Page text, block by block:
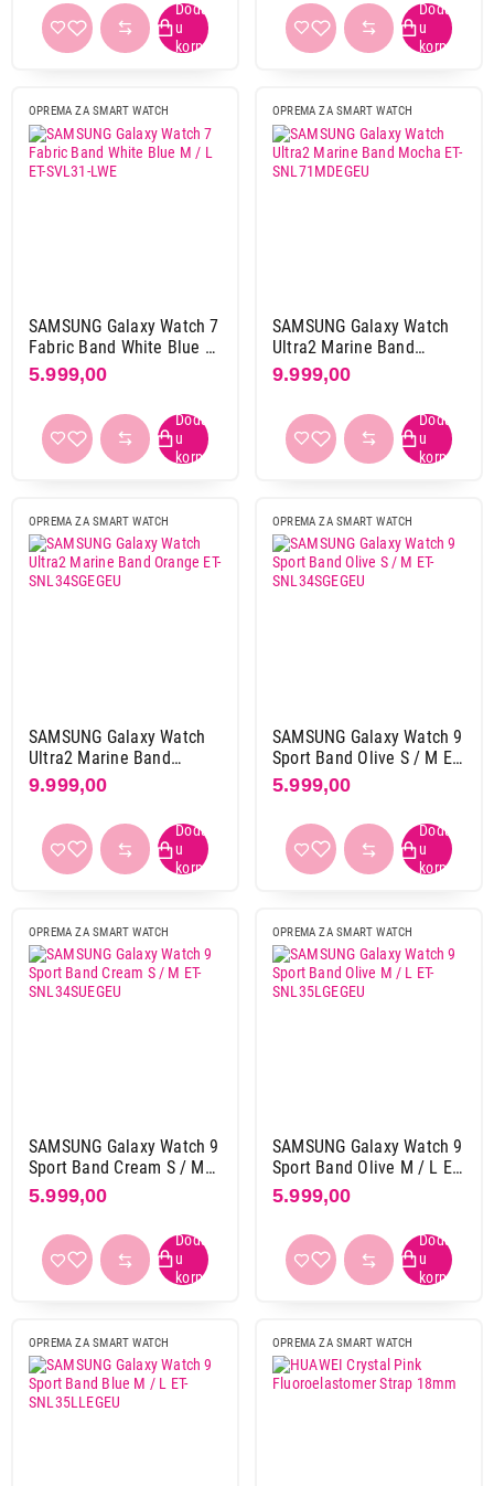
OPREMA ZA SMART WATCH
SAMSUNG Galaxy Watch 7
Fabric Band White Blue M
/ L ET-SVL31-LWE
5.999,00
OPREMA ZA SMART WATCH
SAMSUNG Galaxy Watch
Ultra2 Marine Band
Mocha ET-SNL71MDEGEU
9.999,00
OPREMA ZA SMART WATCH
SAMSUNG Galaxy Watch
Ultra2 Marine Band
Orange ET-SNL34SGEGEU
9.999,00
OPREMA ZA SMART WATCH
SAMSUNG Galaxy Watch 9
Sport Band Olive S / M ET-
SNL34SGEGEU
5.999,00
OPREMA ZA SMART WATCH
SAMSUNG Galaxy Watch 9
Sport Band Cream S / M
ET-SNL34SUEGEU
5.999,00
OPREMA ZA SMART WATCH
SAMSUNG Galaxy Watch 9
Sport Band Olive M / L ET-
SNL35LGEGEU
5.999,00
OPREMA ZA SMART WATCH OPREMA ZA SMART WATCH